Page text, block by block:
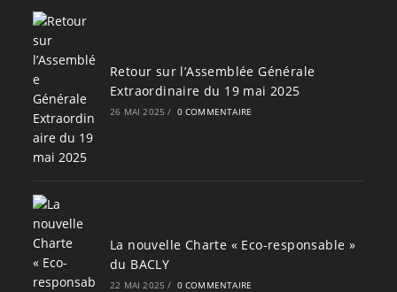
Retour sur l’Assemblée Générale
Extraordinaire du 19 mai 2025
26 MAI 2025 / 0 COMMENTAIRE
La nouvelle Charte « Eco-responsable »
du BACLY
22 MAI 2025 / 0 COMMENTAIRE